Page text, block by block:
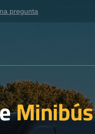
pregunta